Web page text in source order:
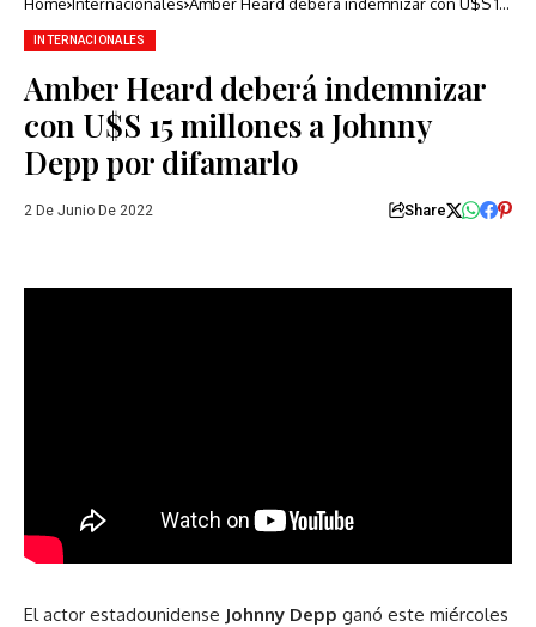
INTERNACIONALES
Amber Heard deberá indemnizar
con U$S 15 millones a Johnny
Depp por difamarlo
2 De Junio De 2022 Share
El actor estadounidense Johnny Depp ganó este miércoles